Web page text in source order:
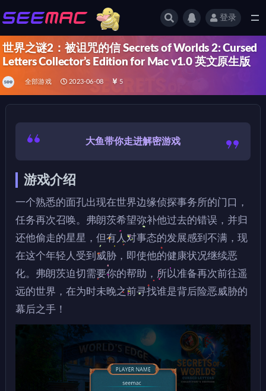
登录
世界之谜2：被诅咒的信 Secrets of Worlds 2: Cursed
Letters Collector’s Edition for Mac v1.0 英文原生版
全部游戏 2023-06-08 5
大鱼带你走进解密游戏
游戏介绍
一个熟悉的面孔出现在世界边缘侦探事务所的门口，
任务再次召唤。弗朗茨希望弥补他过去的错误，并归
还他偷走的星星，但有人对事态的发展感到不满，现
在这个年轻人受到威胁，即使他的健康状况继续恶
化。弗朗茨迫切需要你的帮助，所以准备再次前往遥
远的世界，在为时未晚之前寻找谁是背后险恶威胁的
幕后之手！